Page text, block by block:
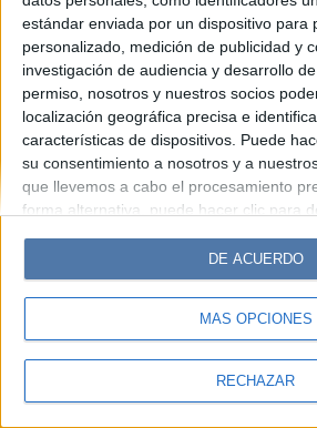
estándar enviada por un dispositivo para
personalizado, medición de publicidad y
investigación de audiencia y desarrollo de
permiso, nosotros y nuestros socios
localización geográfica precisa e
características de dispositivos. Puede
su consentimiento a nosotros y a
que llevemos a cabo el procesamiento
forma alternativa, puede hacer clic para
cambiar sus preferencias antes de
Tenga en cuenta que algún
personales puede no requerir de su
tiene el derecho de rechazar tal
sus preferencias o retirar su
MÁS OPCIONES
RECHAZAR
DE ACUERDO
Registro de Propiedad